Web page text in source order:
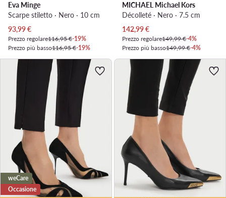
Eva Minge
Scarpe stiletto · Nero · 10 cm
Prezzo attuale
93,99€
Prezzo regolare116,95 €-19%
Prezzo più basso116,95 €-19%
MICHAEL Michael Kors
Décolleté · Nero · 7.5 cm
Prezzo attuale
142,99€
Prezzo regolare149,99 €-4%
Prezzo più basso149,99 €-4%
weCare
Occasione